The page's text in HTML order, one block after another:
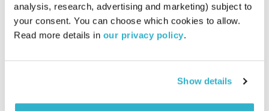
analysis, research, advertising and marketing) subject to
your consent. You can choose which cookies to allow.
Read more details in our privacy policy.
Show details
מחזירה אור – 30.5.24
מחזירה אור
אליוט